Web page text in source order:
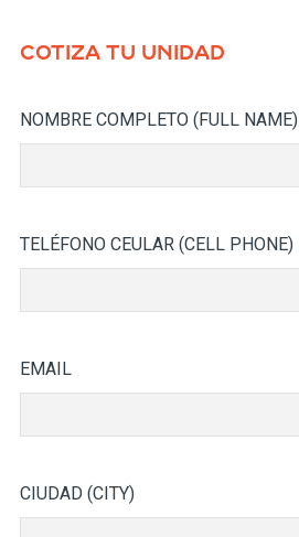
COTIZA TU UNIDAD
NOMBRE COMPLETO (FULL NAME)
TELÉFONO CEULAR (CELL PHONE)
EMAIL
CIUDAD (CITY)